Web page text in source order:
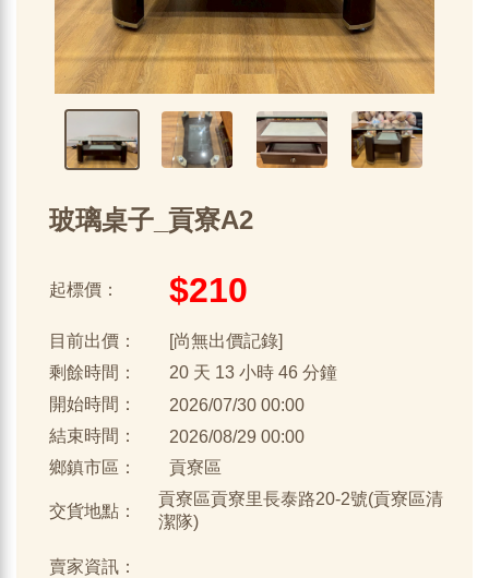
玻璃桌子_貢寮A2
起標價： $210
目前出價：
[尚無出價記錄]
剩餘時間：
20 天 13 小時 46 分鐘
開始時間：
2026/07/30 00:00
結束時間：
2026/08/29 00:00
鄉鎮市區：
貢寮區
交貨地點：
貢寮區貢寮里長泰路20-2號(貢寮區清
潔隊)
賣家資訊：